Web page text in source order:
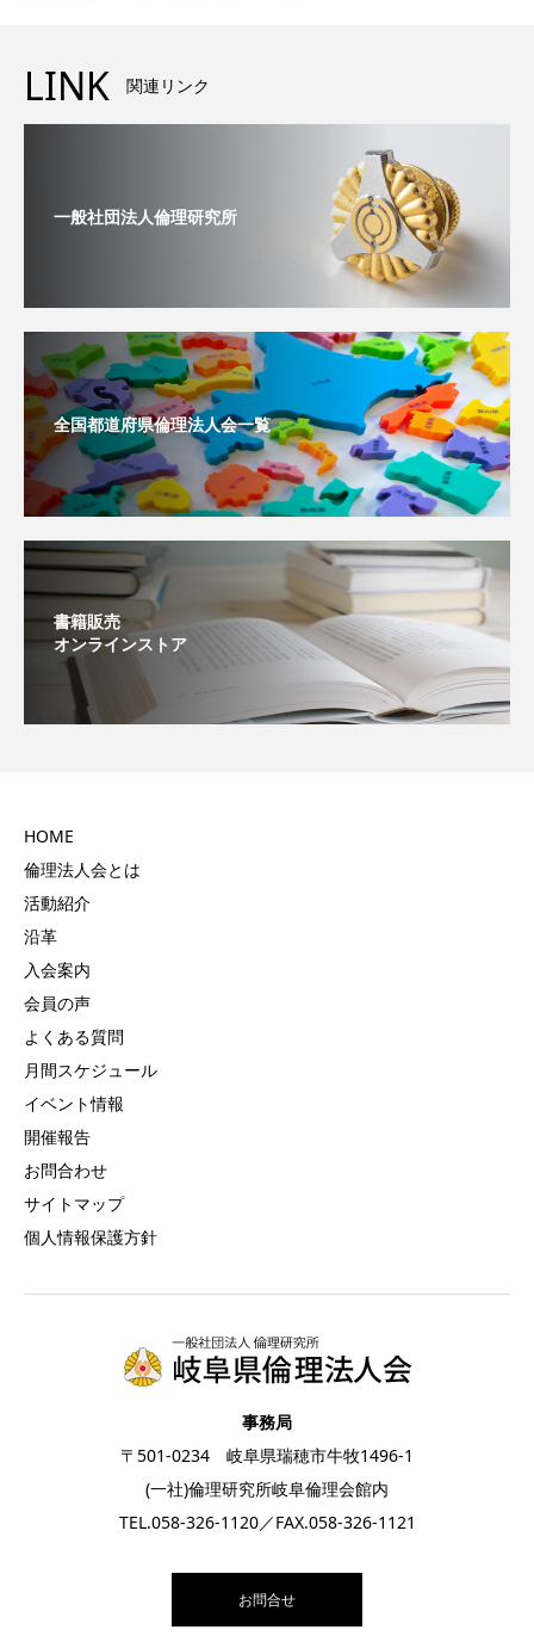
LINK 関連リンク
一般社団法人倫理研究所
全国都道府県倫理法人会一覧
書籍販売
オンラインストア
HOME
倫理法人会とは
活動紹介
沿革
入会案内
会員の声
よくある質問
月間スケジュール
イベント情報
開催報告
お問合わせ
サイトマップ
個人情報保護方針
事務局
〒501-0234 岐阜県瑞穂市牛牧1496-1
(一社)倫理研究所岐阜倫理会館内
TEL.058-326-1120／FAX.058-326-1121
お問合せ